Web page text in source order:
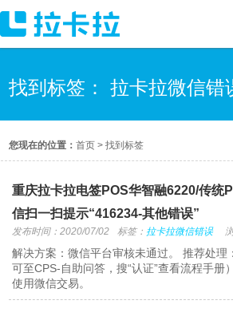
找到标签： 拉卡拉微信错
您现在的位置：首页 >找到标签
重庆拉卡拉电签POS华智融6220/传统
信扫一扫提示“416234-其他错误”
发布时间：2020/07/02 标签： 拉卡拉微信错误
解决方案：微信平台审核未通过。 推荐处理
可至CPS-自助问答，搜“认证”查看流程手册
使用微信交易。